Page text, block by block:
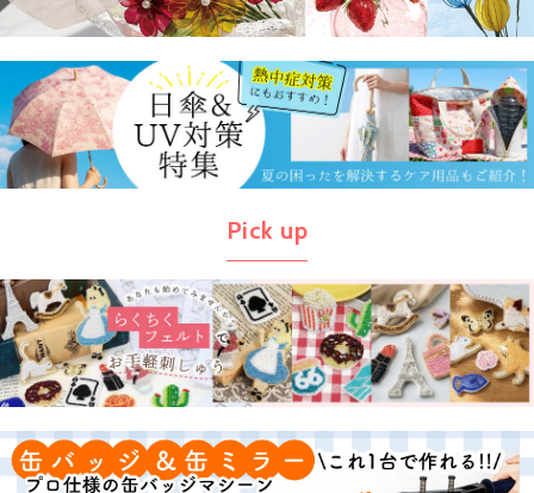
Pick up